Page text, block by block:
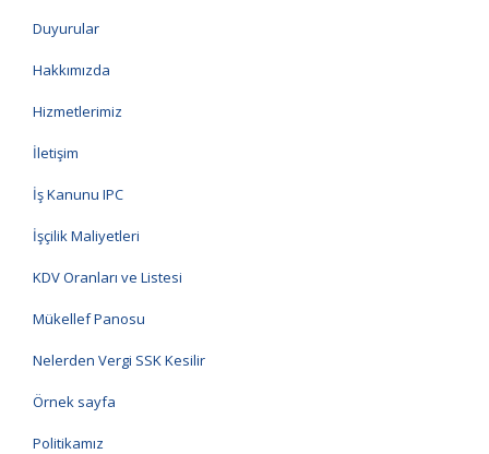
Duyurular
Hakkımızda
Hizmetlerimiz
İletişim
İş Kanunu IPC
İşçilik Maliyetleri
KDV Oranları ve Listesi
Mükellef Panosu
Nelerden Vergi SSK Kesilir
Örnek sayfa
Politikamız